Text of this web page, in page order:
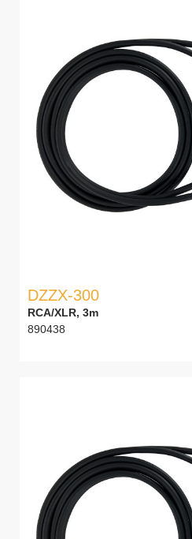
DZZX-300
RCA/XLR, 3m
890438